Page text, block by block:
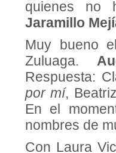
quienes no
Jaramillo
Muy bueno
Zuluaga.
Respuesta:
por mí,
En el
nombres de
Con Laura